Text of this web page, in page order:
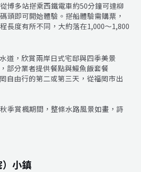
博多站搭乘西鐵電車約50分鐘可達柳
頭即可開始體驗。搭船體驗需購票，
長度有所不同，大約落在1,000～1,800
道，欣賞兩岸日式宅邸與四季美景
部分業者提供餐點與鰻魚飯套餐
自由行的第二或第三天，從福岡市出
季賞楓期間，整條水路風景如畫，詩
小鎮